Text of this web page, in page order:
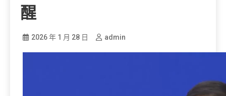
醒
2026 年 1 月 28 日 admin